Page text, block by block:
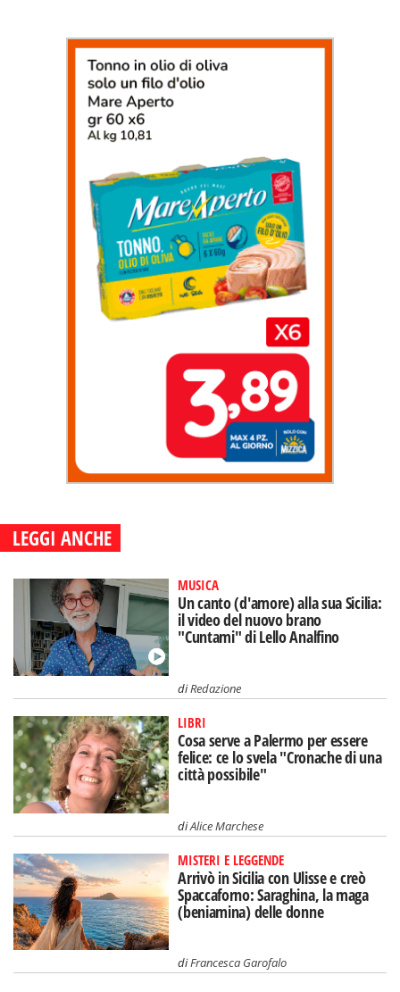
LEGGI ANCHE
MUSICA
Un canto (d'amore) alla sua Sicilia:
il video del nuovo brano
"Cuntami" di Lello Analfino
diRedazione
LIBRI
Cosa serve a Palermo per essere
felice: ce lo svela "Cronache di una
città possibile"
diAlice Marchese
MISTERI E LEGGENDE
Arrivò in Sicilia con Ulisse e creò
Spaccaforno: Saraghina, la maga
(beniamina) delle donne
diFrancesca Garofalo